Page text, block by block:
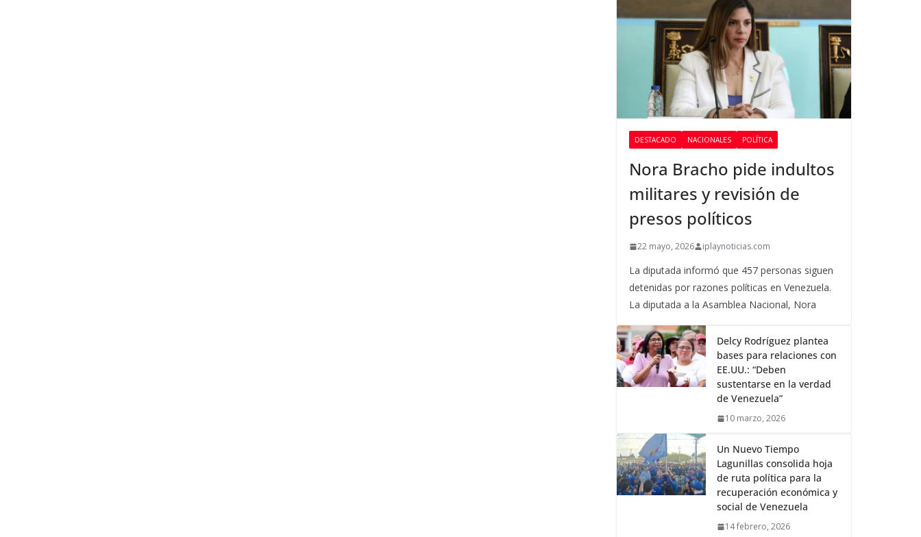
DESTACADO NACIONALES POLÍTICA
Nora Bracho pide indultos
militares y revisión de
presos políticos
22 mayo, 2026 iplaynoticias.com
La diputada informó que 457 personas siguen
detenidas por razones políticas en Venezuela.
La diputada a la Asamblea Nacional, Nora
Delcy Rodríguez plantea
bases para relaciones con
EE.UU.: “Deben
sustentarse en la verdad
de Venezuela”
10 marzo, 2026
Un Nuevo Tiempo
Lagunillas consolida hoja
de ruta política para la
recuperación económica y
social de Venezuela
14 febrero, 2026